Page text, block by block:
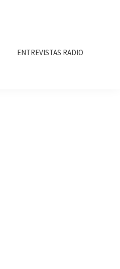
ENTREVISTAS RADIO